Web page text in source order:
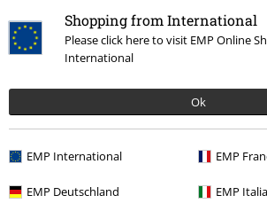
Shopping from International
Please click here to visit EMP Online
International
Ok
EMP International EMP
EMP Deutschland EMP Italia